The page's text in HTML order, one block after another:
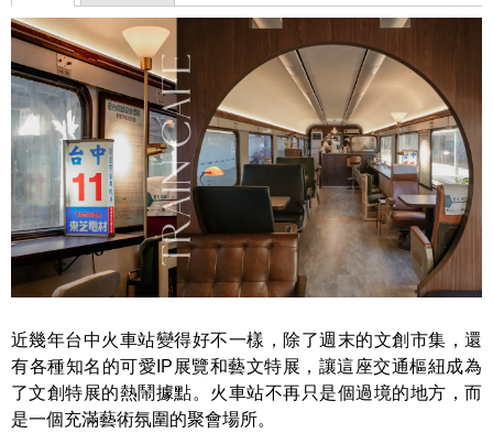
近幾年台中火車站變得好不一樣，除了週末的文創市集，還
有各種知名的可愛IP展覽和藝文特展，讓這座交通樞紐成為
了文創特展的熱鬧據點。火車站不再只是個過境的地方，而
是一個充滿藝術氛圍的聚會場所。